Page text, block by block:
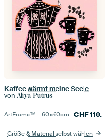
Kaffee wärmt meine Seele
von Aliya Putrus
ArtFrame™ –60×60cm CHF119.-
Größe & Material selbst wählen